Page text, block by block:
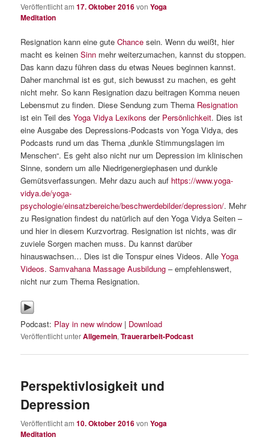
Veröffentlicht am17. Oktober 2016vonYoga
Meditation
Resignation kann eine guteChance sein. Wenn du weißt, hier
macht es keinenSinn mehr weiterzumachen, kannst du stoppen.
Das kann dazu führen dass du etwas Neues beginnen kannst.
Daher manchmal ist es gut, sich bewusst zu machen, es geht
nicht mehr. So kann Resignation dazu beitragen Komma neuen
Lebensmut zu finden. Diese Sendung zum Thema Resignation
ist ein Teil desYoga Vidya Lexikons der Persönlichkeit. Dies ist
eine Ausgabe des Depressions-Podcasts von Yoga Vidya, des
Podcasts rund um das Thema „dunkle Stimmungslagen im
Menschen“. Es geht also nicht nur um Depression im klinischen
Sinne, sondern um alle Niedrigenergiephasen und dunkle
Gemütsverfassungen. Mehr dazu auch auf https://www.yoga-
vidya.de/yoga-
psychologie/einsatzbereiche/beschwerdebilder/depression/. Mehr
zu Resignation findest du natürlich auf den Yoga Vidya Seiten –
und hier in diesem Kurzvortrag. Resignation ist nichts, was dir
zuviele Sorgen machen muss. Du kannst darüber
hinauswachsen… Dies ist die Tonspur eines Videos. AlleYoga
Videos.Samvahana Massage Ausbildung – empfehlenswert,
nicht nur zum Thema Resignation.
Podcast: Play in new window | Download
Veröffentlicht unterAllgemein,Trauerarbeit-Podcast
Perspektivlosigkeit und
Depression
Veröffentlicht am10. Oktober 2016vonYoga
Meditation